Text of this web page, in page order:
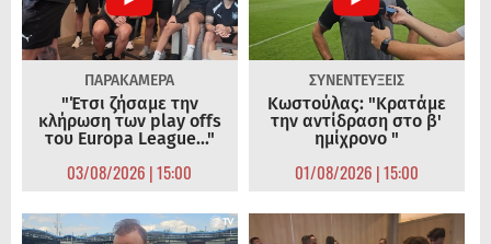
ΠΑΡΑΚΑΜΕΡΑ
"Έτσι ζήσαμε την
κλήρωση των play offs
του Europa League..."
03/08/2026 | 15:00
ΣΥΝΕΝΤΕΥΞΕΙΣ
Κωστούλας: "Κρατάμε
την αντίδραση στο β'
ημίχρονο "
01/08/2026 | 15:00